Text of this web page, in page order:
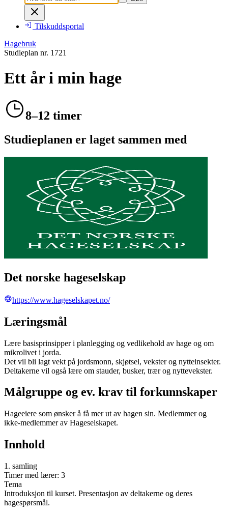
Tilskuddsportal
Hagebruk
Studieplan nr. 1721
Ett år i min hage
8–12 timer
Studieplanen er laget sammen med
Det norske hageselskap
https://www.hageselskapet.no/
Læringsmål
Lære basisprinsipper i planlegging og vedlikehold av hage og om
mikrolivet i jorda.
Det vil bli lagt vekt på jordsmonn, skjøtsel, vekster og nytteinsekter.
Deltakerne vil også lære om stauder, busker, trær og nyttevekster.
Målgruppe og ev. krav til forkunnskaper
Hageeiere som ønsker å få mer ut av hagen sin. Medlemmer og
ikke-medlemmer av Hageselskapet.
Innhold
1. samling
Timer med lærer: 3
Tema
Introduksjon til kurset. Presentasjon av deltakerne og deres
hagespørsmål.